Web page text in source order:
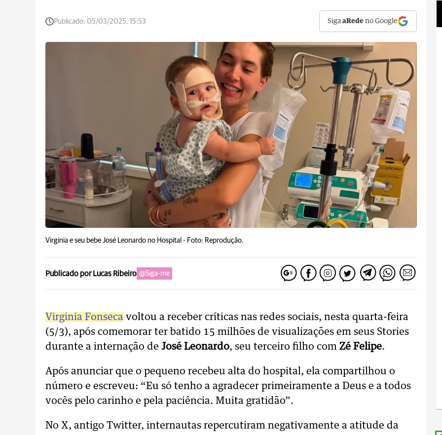
Publicado: 05/03/2025, 15:53 SigaaRede no Google
Virginia e seu bebe José Leonardo no Hospital - Foto: Reprodução.
Publicado por Lucas Ribeiro @Siga-me
Virginia Fonseca voltou a receber críticas nas redes sociais, nesta quarta-feira
(5/3), após comemorar ter batido 15 milhões de visualizações em seus Stories
durante a internação de José Leonardo, seu terceiro filho com Zé Felipe.
Após anunciar que o pequeno recebeu alta do hospital, ela compartilhou o
número e escreveu: “Eu só tenho a agradecer primeiramente a Deus e a todos
vocês pelo carinho e pela paciência. Muita gratidão”.
No X, antigo Twitter, internautas repercutiram negativamente a atitude da